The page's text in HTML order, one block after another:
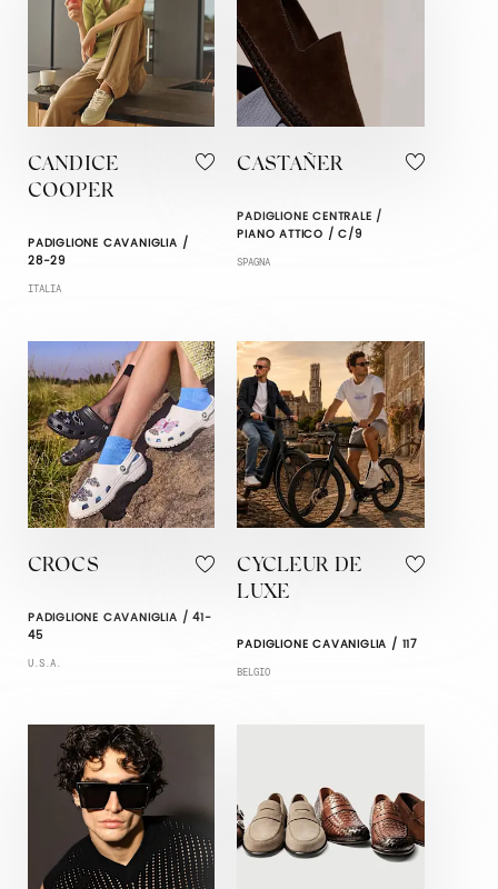
CANDICE
COOPER
PADIGLIONE CAVANIGLIA /
28-29
ITALIA
CASTAÑER
PADIGLIONE CENTRALE /
PIANO ATTICO / C/9
SPAGNA
CROCS
PADIGLIONE CAVANIGLIA / 41-
45
U.S.A.
CYCLEUR DE
LUXE
PADIGLIONE CAVANIGLIA / 117
BELGIO